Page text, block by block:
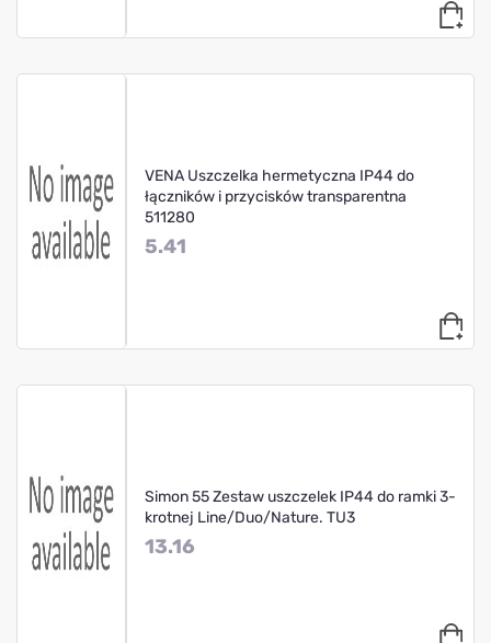
VENA Uszczelka hermetyczna IP44 do
łączników i przycisków transparentna
511280
5.41
Simon 55 Zestaw uszczelek IP44 do ramki 3-
krotnej Line/Duo/Nature. TU3
13.16